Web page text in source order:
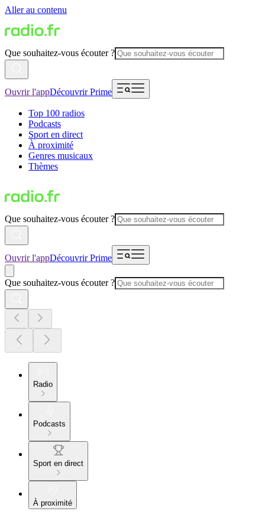
Aller au contenu
Que souhaitez-vous écouter ?
Ouvrir l'appDécouvrir Prime
Top 100 radios
Podcasts
Sport en direct
À proximité
Genres musicaux
Thèmes
Que souhaitez-vous écouter ?
Ouvrir l'appDécouvrir Prime
Que souhaitez-vous écouter ?
Radio
Podcasts
Sport en direct
À proximité